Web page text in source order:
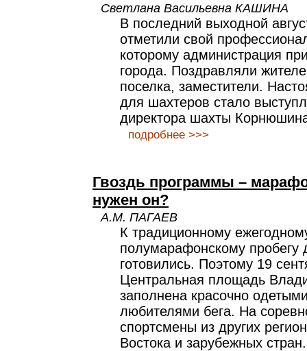
Светлана Васильевна КАШИНА
В последний выходной
отметили свой
которому администрация
города. Поздравляли
поселка, заместители.
для шахтеров стало
директора шахты
подробнее >>>
Гвоздь программы –
нужен он?
А.М. ПАГАЕВ
К традиционному
полумарафонскому пробегу
готовились. Поэтому 19
Центральная площадь
заполнена красочно
любителями бега. На
спортсмены из других
Востока и зарубежных стран.